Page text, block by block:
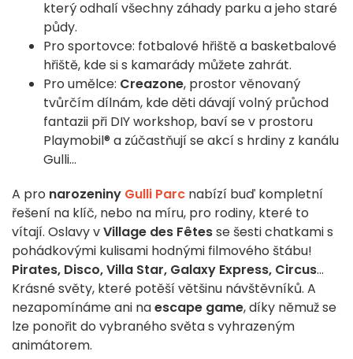
který odhalí všechny záhady parku a jeho staré
půdy.
Pro sportovce: fotbalové hřiště a basketbalové
hřiště, kde si s kamarády můžete zahrát.
Pro umělce: Creazone, prostor věnovaný
tvůrčím dílnám, kde děti dávají volný průchod
fantazii při DIY workshop, baví se v prostoru
Playmobil® a zúčastňují se akcí s hrdiny z kanálu
Gulli...
A pro narozeniny Gulli Parc nabízí buď kompletní
řešení na klíč, nebo na míru, pro rodiny, které to
vítají. Oslavy vVillage des Fêtesse šesti chatkami s
pohádkovými kulisami hodnými filmového štábu!
Pirates, Disco, Villa Star, Galaxy Express, Circus...
Krásné světy, které potěší většinu návštěvníků. A
nezapomínáme ani naescape game, díky němuž se
lze ponořit do vybraného světa s vyhrazeným
animátorem.